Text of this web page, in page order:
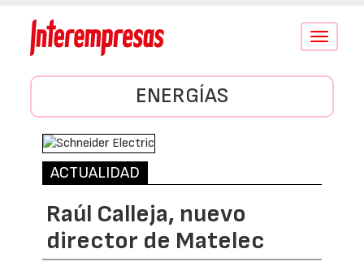
Conmutar
ENERGÍAS
ACTUALIDAD
Raúl Calleja, nuevo
director de Matelec